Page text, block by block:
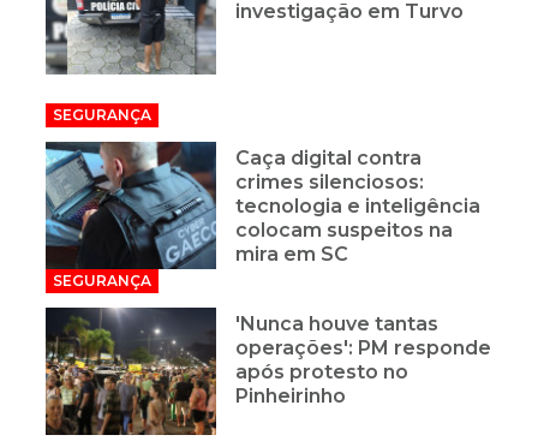
investigação em Turvo
SEGURANÇA
Caça digital contra
crimes silenciosos:
tecnologia e inteligência
colocam suspeitos na
mira em SC
SEGURANÇA
'Nunca houve tantas
operações': PM responde
após protesto no
Pinheirinho